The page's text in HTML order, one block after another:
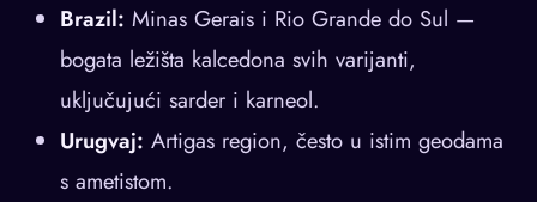
Brazil: Minas Gerais i Rio Grande do Sul —
bogata ležišta kalcedona svih varijanti,
uključujući sarder i karneol.
Urugvaj: Artigas region, često u istim geodama
s ametistom.